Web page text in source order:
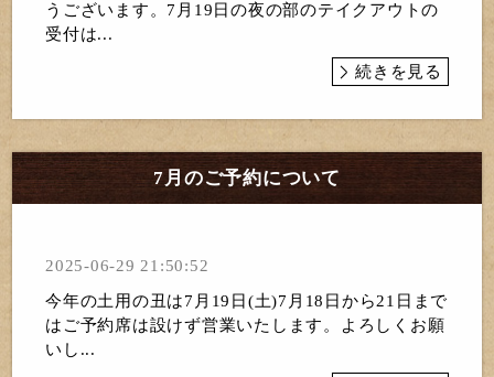
うございます。7月19日の夜の部のテイクアウトの
受付は...
続きを見る
7月のご予約について
2025-06-29 21:50:52
今年の土用の丑は7月19日(土)7月18日から21日まで
はご予約席は設けず営業いたします。よろしくお願
いし...